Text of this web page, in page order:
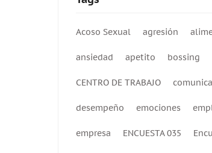
Acoso Sexual agresión
ansiedad apetito bossing
CENTRO DE TRABAJO
desempeño emociones
empresa ENCUESTA 035